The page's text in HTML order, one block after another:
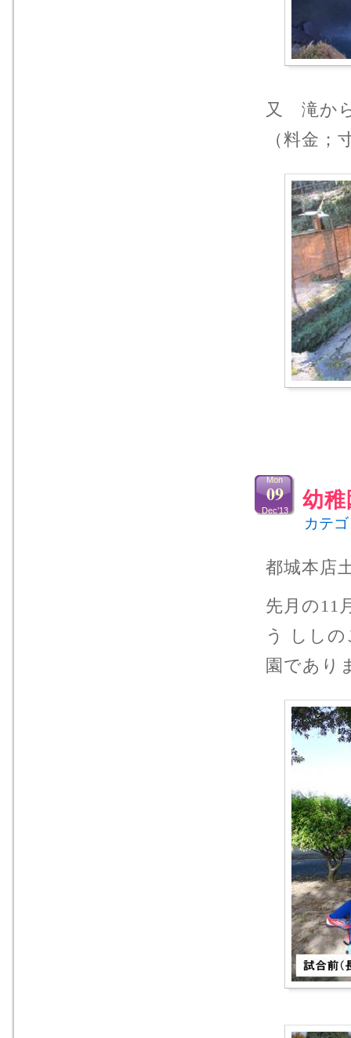
又 滝か
（料金；
幼
Mon
09
Dec’13
カテ
都城本店
先月の11
う しし
園であり